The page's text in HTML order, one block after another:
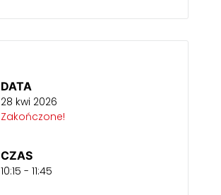
DATA
28 kwi 2026
Zakończone!
CZAS
10:15 - 11:45